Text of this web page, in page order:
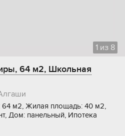
1 из 8
64 м2, Школьная
м2, Жилая площадь: 40 м2,
Дом: панельный, Ипотека